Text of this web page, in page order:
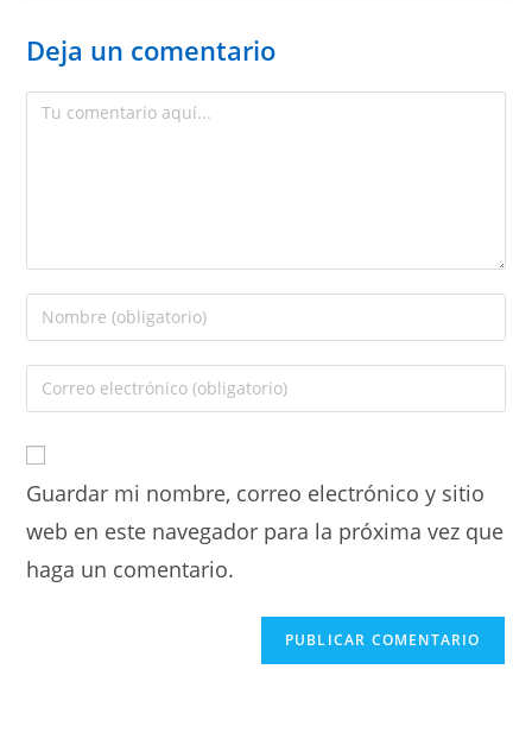
Deja un comentario
Guardar mi nombre, correo electrónico y sitio
web en este navegador para la próxima vez que
haga un comentario.